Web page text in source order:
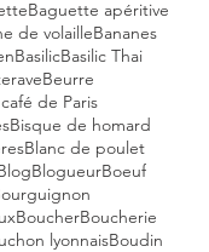
Baguette apéritive
de volailleBananes
BasilicBasilic Thai
Beurre
de Paris
Bisque de homard
Blanc de poulet
BlogueurBoeuf
BoucherBoucherie
lyonnaisBoudin